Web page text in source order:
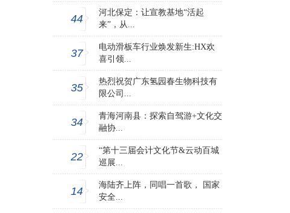
44
河北保定：让宣教基地“活起
来”，从...
37
电动滑板车行业焕发新生:HX欢
喜引领...
35
热烈祝贺广东氢园春生物科技有
限公司...
34
青海河南县：探索自驾游+文化交
融协...
22
“第十三届会计文化节&云动百城
巡展...
14
海陆齐上阵，同唱一首歌， 国家
安全...